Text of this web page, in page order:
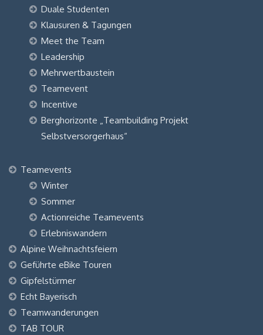
Duale Studenten
Klausuren & Tagungen
Meet the Team
Leadership
Mehrwertbaustein
Teamevent
Incentive
Berghorizonte „Teambuilding Projekt
Selbstversorgerhaus“
Teamevents
Winter
Sommer
Actionreiche Teamevents
Erlebniswandern
Alpine Weihnachtsfeiern
Geführte eBike Touren
Gipfelstürmer
Echt Bayerisch
Teamwanderungen
TAB TOUR